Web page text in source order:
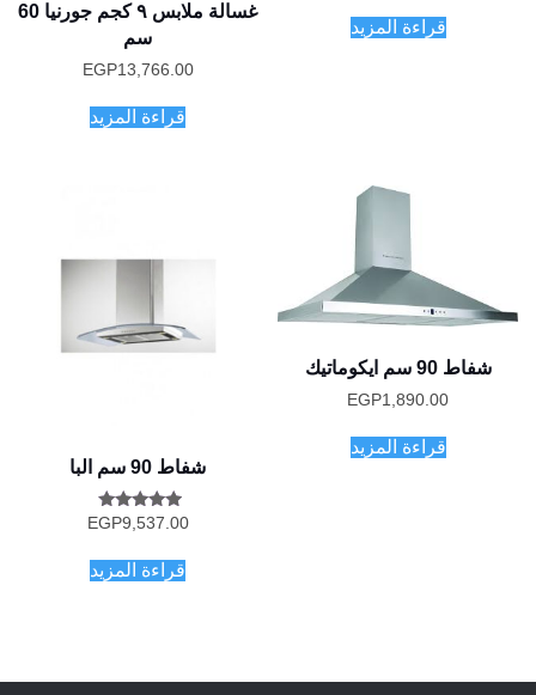
هو:
EGP12,725.00.قراءة المزيد
غسالة ملابس ٩ كجم جورنيا 60
سم
EGP13,766.00
قراءة المزيد
شفاط 90 سم ايكوماتيك
EGP1,890.00
قراءة المزيد
شفاط 90 سم البا
تم التقييمEGP9,537.00
قراءة المزيد